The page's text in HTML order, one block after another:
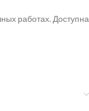
работах. Доступна